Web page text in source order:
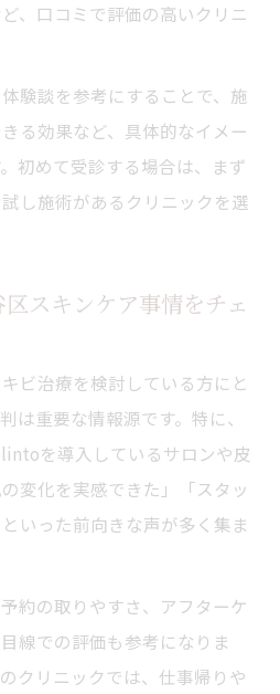
、口コミで評価の高いクリニ
験談を参考にすることで、施
る効果など、具体的なイメー
初めて受診する場合は、まず
し施術があるクリニックを選
スキンケア事情をチェ
ビ治療を検討している方にと
は重要な情報源です。特に、
を導入しているサロンや皮
変化を実感できた」「スタッ
いった前向きな声が多く集ま
約の取りやすさ、アフターケ
線での評価も参考になりま
クリニックでは、仕事帰りや